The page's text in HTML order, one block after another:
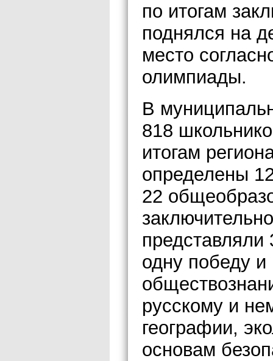
по итогам
поднялся на
место
олимпиады.
В
818
итогам
определены
22
представляли
одну победу
русскому и
географии,
основам